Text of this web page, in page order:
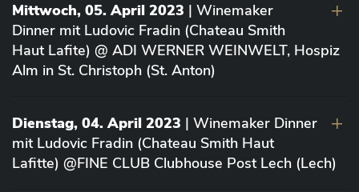
Mittwoch, 05. April 2023 | Winemaker
Dinner mit Ludovic Fradin (Chateau Smith
Haut Lafite) @ ADI WERNER WEINWELT, Hospiz
Alm in St. Christoph (St. Anton)
Dienstag, 04. April 2023 | Winemaker Dinner
mit Ludovic Fradin (Chateau Smith Haut
Lafitte) @FINE CLUB Clubhouse Post Lech (Lech)